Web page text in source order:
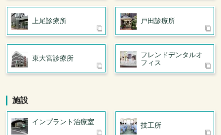
上尾診療所 戸田診療所
東大宮診療所 フレンドデンタルオ
フィス
施設
インプラント治療室 技工所